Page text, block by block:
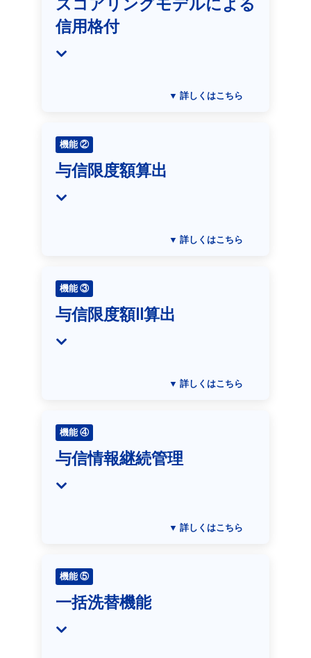
スコアリングモデルによる
信用格付
▼ 詳しくはこちら
機能 ②
与信限度額算出
▼ 詳しくはこちら
機能 ③
与信限度額Ⅱ算出
▼ 詳しくはこちら
機能 ④
与信情報継続管理
▼ 詳しくはこちら
機能 ⑤
一括洗替機能